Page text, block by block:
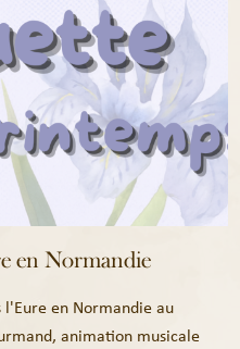
en Normandie
l'Eure en Normandie au
animation musicale